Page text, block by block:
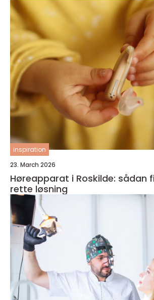
inspiration
23. March 2026
Høreapparat i Roskilde: sådan
rette løsning